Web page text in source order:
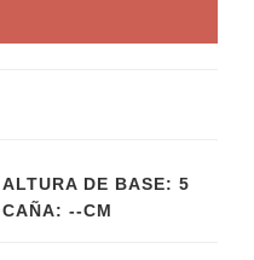
DE BASE: 5
--CM